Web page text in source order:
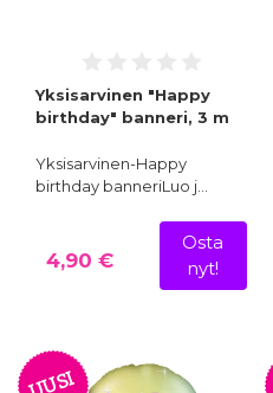
Yksisarvinen "Happy
birthday" banneri, 3 m
Yksisarvinen-Happy
birthday banneriLuo j…
4,90 €
Osta
nyt!